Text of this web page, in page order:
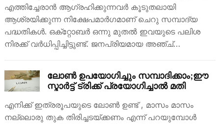
എത്തിച്ചേരാൻ ആഗ്രഹിക്കുന്നവർ കൂടുതലായി
ആശ്രയിക്കുന്ന നിക്ഷേപമാർഗമാണ് ചെറു സമ്പാദ്യ
പദ്ധതികൾ. ഒക്‌റ്റോബർ ഒന്നു മുതൽ ഇവയുടെ പലിശ
നിരക്ക് വർധിപ്പിച്ചിട്ടുണ്ട്. ജനപ്രിയമായ അഞ്ച്…
ലോൺ ഉപയോഗിച്ചും സമ്പാദിക്കാം;ഈ
സ്മാർട്ട്‌ ട്രിക്ക് പ്രയോഗിച്ചാൽ മതി
എനിക്ക് ഇത്രരൂപയുടെ ലോൺ ഉണ്ട് , മാസം മാസം
നല്ലൊരു തുക തിരിച്ചടയ്ക്കണം എന്ന് പറയുമ്പോൾ